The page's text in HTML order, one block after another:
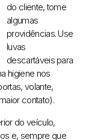
do cliente, tome
algumas
providências. Use
luvas
descartáveis para
higiene nos
volante,
contato).
do veículo,
e, sempre que